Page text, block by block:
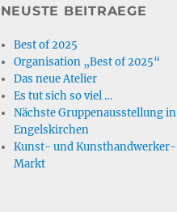
NEUSTE BEITRAEGE
Best of 2025
Organisation „Best of 2025“
Das neue Atelier
Es tut sich so viel …
Nächste Gruppenausstellung in
Engelskirchen
Kunst- und Kunsthandwerker-
Markt